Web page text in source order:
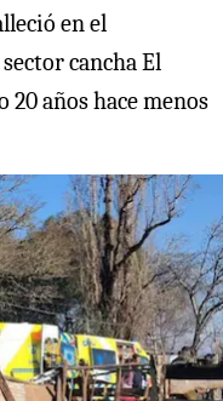
en el
cancha El
años hace menos